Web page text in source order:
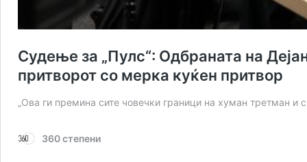
Судење за „Пулс“: Одбраната на
притворот со мерка куќен притвор
„Ова ги премина сите човечки граници на хуман третман
360 степени